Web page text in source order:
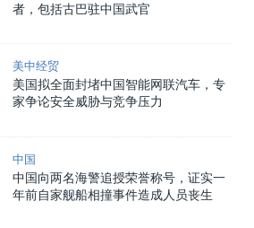
者，包括古巴驻中国武官
美中经贸
美国拟全面封堵中国智能网联汽车，专
家争论安全威胁与竞争压力
中国
中国向两名海警追授荣誉称号，证实一
年前自家舰船相撞事件造成人员丧生